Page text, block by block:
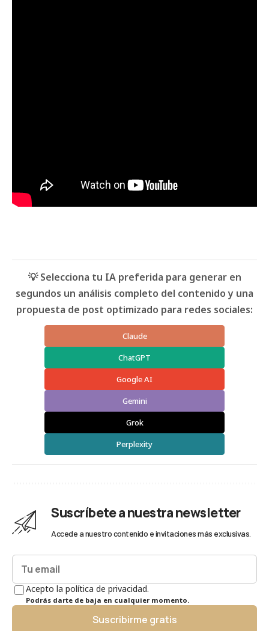
💡 Selecciona tu IA preferida para generar en
segundos un análisis completo del contenido y una
propuesta de post optimizado para redes sociales:
Claude
ChatGPT
Google AI
Gemini
Grok
Perplexity
Suscríbete a nuestra newsletter
Accede a nuestro contenido e invitaciones más exclusivas.
Acepto la política de privacidad.
Podrás darte de baja en cualquier momento.
Suscribirme gratis